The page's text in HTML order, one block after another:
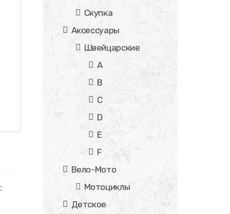
Скупка
Аксессуары
Швейцарские
A
B
C
D
E
F
Вело-Мото
Мотоциклы
Детское